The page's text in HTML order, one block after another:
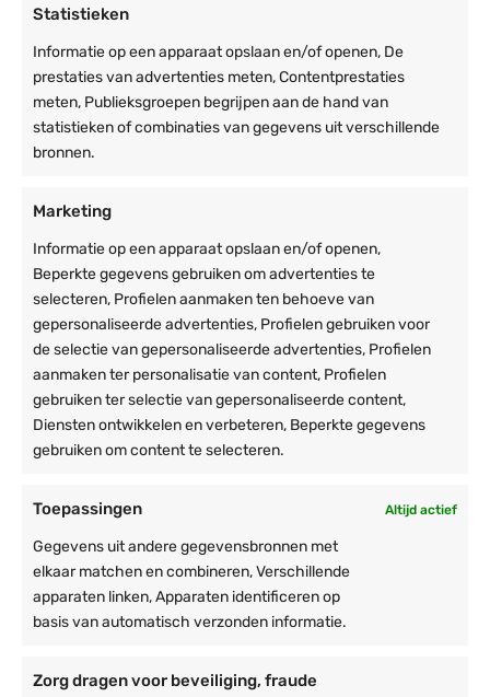
Statistieken
Informatie op een apparaat opslaan en/of openen, De
prestaties van advertenties meten, Contentprestaties
meten, Publieksgroepen begrijpen aan de hand van
statistieken of combinaties van gegevens uit verschillende
bronnen.
Marketing
Informatie op een apparaat opslaan en/of openen,
Beperkte gegevens gebruiken om advertenties te
selecteren, Profielen aanmaken ten behoeve van
gepersonaliseerde advertenties, Profielen gebruiken voor
de selectie van gepersonaliseerde advertenties, Profielen
aanmaken ter personalisatie van content, Profielen
gebruiken ter selectie van gepersonaliseerde content,
Diensten ontwikkelen en verbeteren, Beperkte gegevens
gebruiken om content te selecteren.
Toepassingen Altijd actief
Gegevens uit andere gegevensbronnen met
elkaar matchen en combineren, Verschillende
apparaten linken, Apparaten identificeren op
basis van automatisch verzonden informatie.
Zorg dragen voor beveiliging, fraude
Betonblok | Betongewicht voor
tenten – 750k
€275,00
Verzending: binnen 3-5 werkdagen
Partytent zijwand met raam | 1,5m
breed | 2m hoog | PVC Premium
€27,50
Verzending: di 11 aug
Breedte exact: 144cm
Extra tochtflap van 30cm
PVC zeil: 550gr/m²
€7,50Oorspronkelijke
prijs
was:
€7,50.
€6,95De
huidige
prijs
is:
Op voorraad verwacht en verzonden op: 25-08-
Gegalvaniseerd hoekijzer 30x30mm